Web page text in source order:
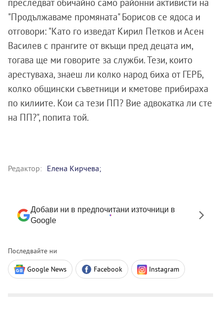
преследват обичайно само районни активисти на
"Продължаваме промяната" Борисов се ядоса и
отговори: "Като го изведат Кирил Петков и Асен
Василев с прангите от вкъщи пред децата им,
тогава ще ми говорите за служби. Тези, които
арестуваха, знаеш ли колко народ биха от ГЕРБ,
колко общински съветници и кметове прибираха
по килиите. Кои са тези ПП? Вие адвокатка ли сте
на ПП?", попита той.
Редактор: Елена Кирчева;
Добави ни в предпочитани източници в
Google
Последвайте ни
Google News Facebook Instagram